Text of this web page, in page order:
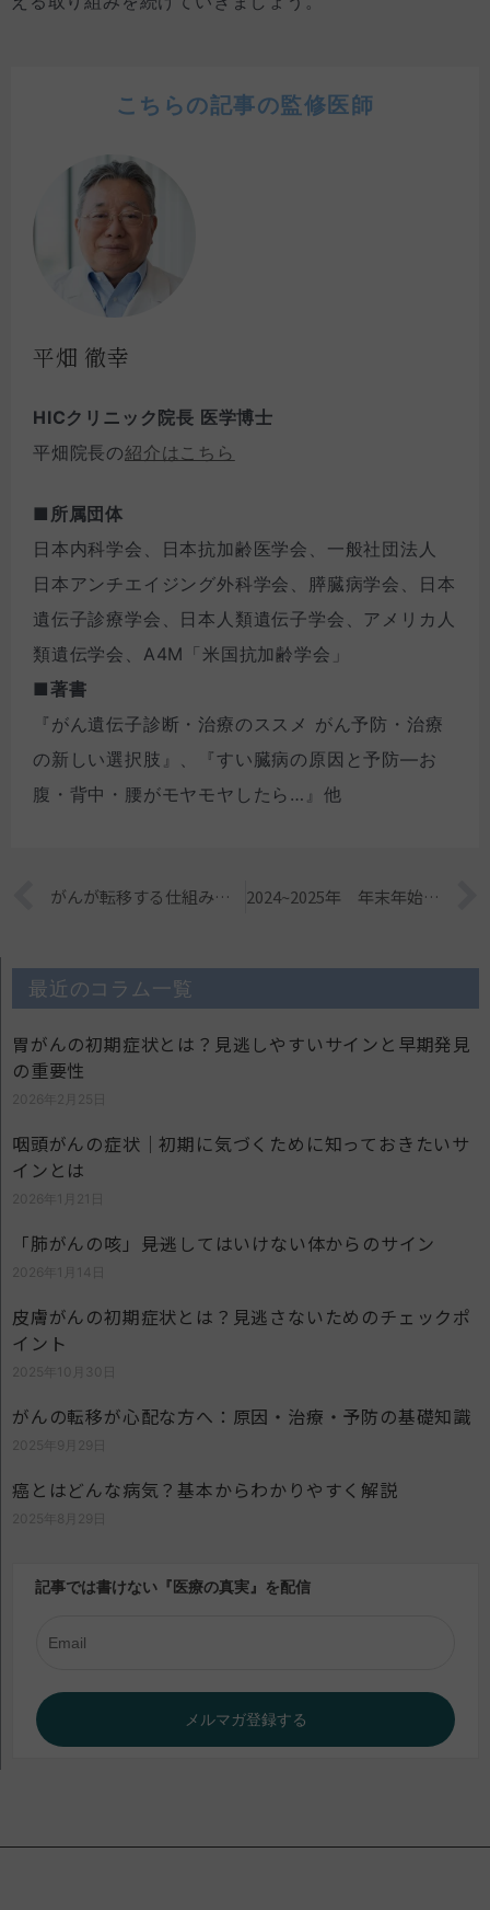
こちらの記事の監修医師
平畑 徹幸
HICクリニック院長 医学博士
平畑院長の紹介はこちら
■所属団体
日本内科学会、日本抗加齢医学会、一般社団法人
日本アンチエイジング外科学会、膵臓病学会、日本
遺伝子診療学会、日本人類遺伝子学会、アメリカ人
類遺伝学会、A4M「米国抗加齢学会」
■著書
『がん遺伝子診断・治療のススメ がん予防・治療
の新しい選択肢』、『すい臓病の原因と予防―お
腹・背中・腰がモヤモヤしたら…』他
がんが転移する仕組みって何？臓器によって違いがあるの？ 2024~2025年 年末年始休診のお知らせ
最近のコラム一覧
胃がんの初期症状とは？見逃しやすいサインと早期発見
の重要性
2026年2月25日
咽頭がんの症状｜初期に気づくために知っておきたいサ
インとは
2026年1月21日
「肺がんの咳」――見逃してはいけない体からのサイン
2026年1月14日
皮膚がんの初期症状とは？見逃さないためのチェックポ
イント
2025年10月30日
がんの転移が心配な方へ：原因・治療・予防の基礎知識
2025年9月29日
癌とはどんな病気？基本からわかりやすく解説
2025年8月29日
記事では書けない『医療の真実』を配信